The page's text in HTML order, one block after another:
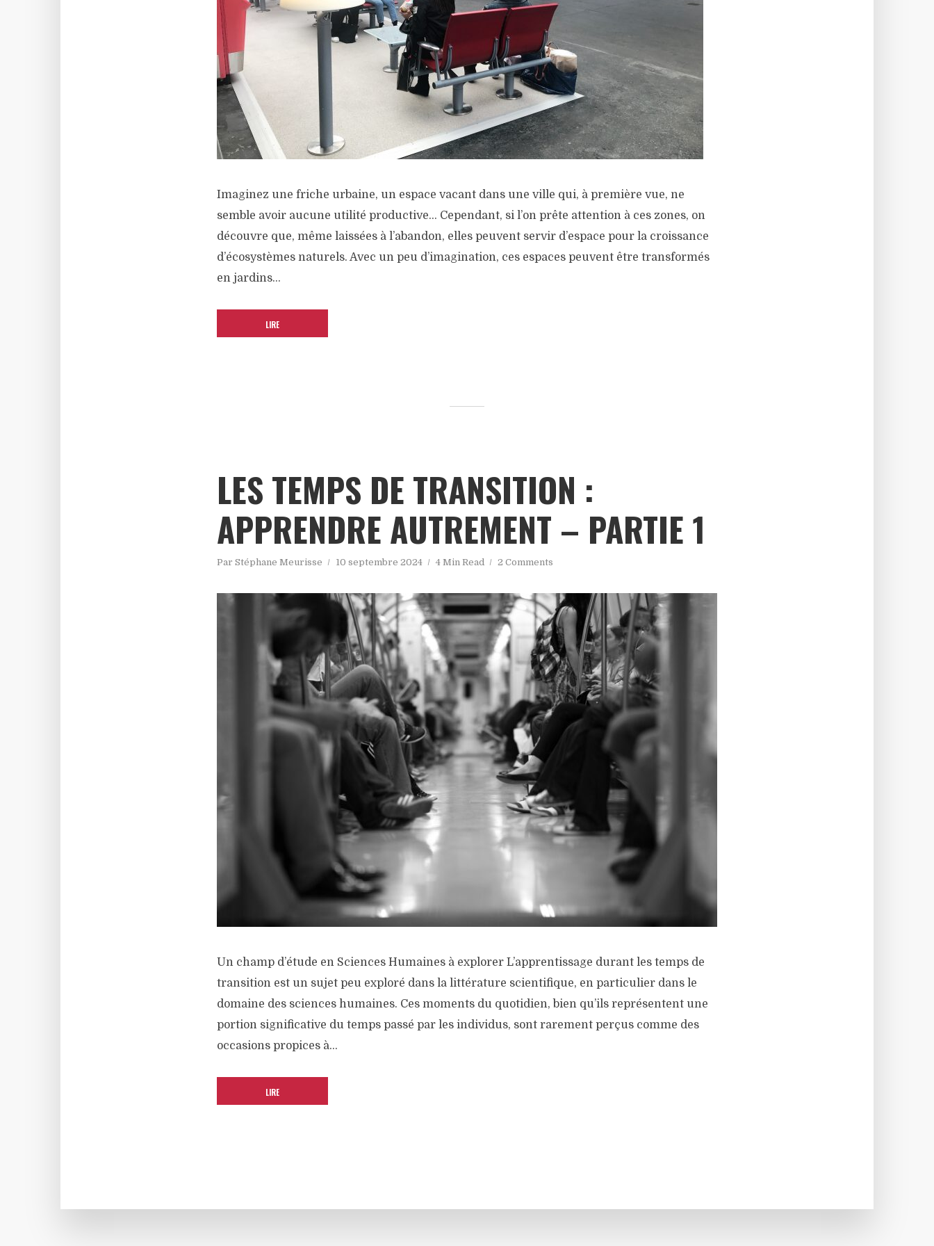
Imaginez une friche urbaine, un espace vacant dans une ville qui, à première vue, ne
semble avoir aucune utilité productive… Cependant, si l’on prête attention à ces zones, on
découvre que, même laissées à l’abandon, elles peuvent servir d’espace pour la croissance
d’écosystèmes naturels. Avec un peu d’imagination, ces espaces peuvent être transformés
en jardins...
LIRE
LES TEMPS DE TRANSITION :
APPRENDRE AUTREMENT – PARTIE 1
Par Stéphane Meurisse 10 septembre 2024 4 Min Read 2 Comments
Un champ d’étude en Sciences Humaines à explorer L’apprentissage durant les temps de
transition est un sujet peu exploré dans la littérature scientifique, en particulier dans le
domaine des sciences humaines. Ces moments du quotidien, bien qu’ils représentent une
portion significative du temps passé par les individus, sont rarement perçus comme des
occasions propices à...
LIRE